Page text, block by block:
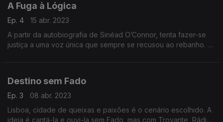
A Fuga à Lógica
Ep. 4
15 abr. 2023
A partir da autobiografia de Sinéad O’Connor, tenta fazer-se
justiça a uma voz única que sempre se recusou ao rebanho. É
Destino sem Fado
Ep. 3
08 abr. 2023
Lisboa, cidade de queixas e paixões é o cenário escolhido. A
ideia é cantá-la e ouvi-la sem Fado, mas com Trovante, Rádio